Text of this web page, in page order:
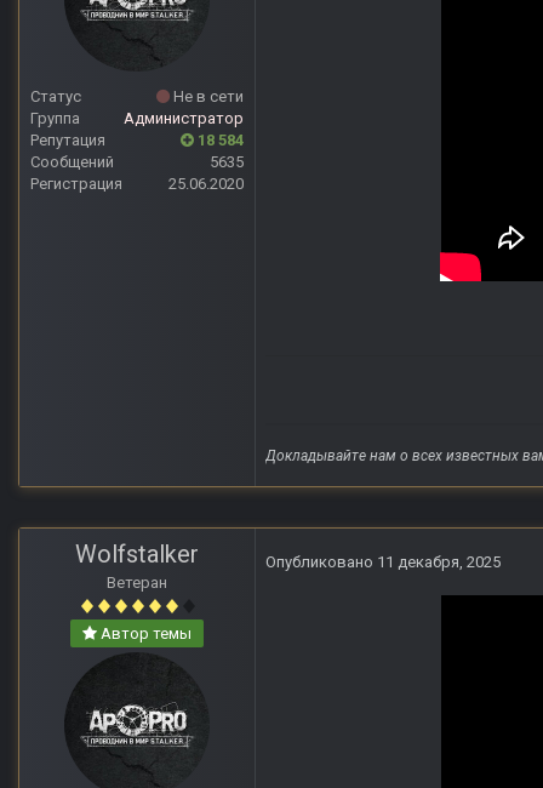
Статус
Не в сети
Группа
Администратор
Репутация
18 584
Сообщений
5635
Регистрация
25.06.2020
Докладывайте нам о всех известных
Wolfstalker
Ветеран
Автор темы
Опубликовано 11 декабря, 2025